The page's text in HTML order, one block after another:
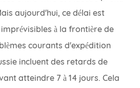
aujourd'hui, ce délai est
à la frontière de
courants d'expédition
incluent des retards de
atteindre 7 à 14 jours. Cela